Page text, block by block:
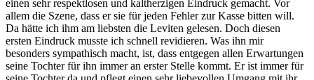
einen sehr respektlosen und kaltherzigen Eindruck gemacht. Vor
allem die Szene, dass er sie für jeden Fehler zur Kasse bitten will.
Da hätte ich ihm am liebsten die Leviten gelesen. Doch diesen
ersten Eindruck musste ich schnell revidieren. Was ihn mir
besonders sympathisch macht, ist, dass entgegen allen Erwartungen
seine Tochter für ihn immer an erster Stelle kommt. Er ist immer für